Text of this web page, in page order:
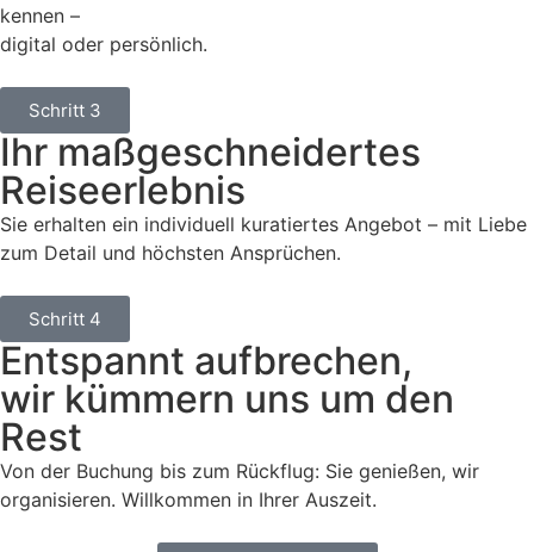
kennen –
digital oder persönlich.
Schritt 3
Ihr maßgeschneidertes
Reiseerlebnis
Sie erhalten ein individuell kuratiertes Angebot – mit Liebe
zum Detail und höchsten Ansprüchen.
Schritt 4
Entspannt aufbrechen,
wir kümmern uns um den
Rest
Von der Buchung bis zum Rückflug: Sie genießen, wir
organisieren. Willkommen in Ihrer Auszeit.